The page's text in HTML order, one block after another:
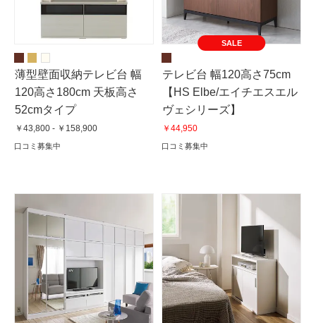
薄型壁面収納テレビ台 幅
120高さ180cm 天板高さ
52cmタイプ
￥43,800 - ￥158,900
口コミ募集中
SALE
テレビ台 幅120高さ75cm
【HS Elbe/エイチエスエル
ヴェシリーズ】
￥44,950
口コミ募集中